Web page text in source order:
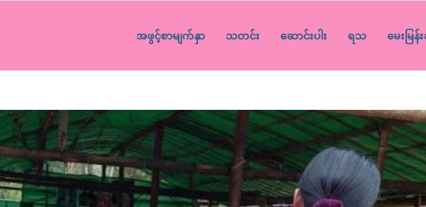
အဖွင့်စာမျက်နှာ သတင်း ဆောင်းပါး ရသ မေးမြန်